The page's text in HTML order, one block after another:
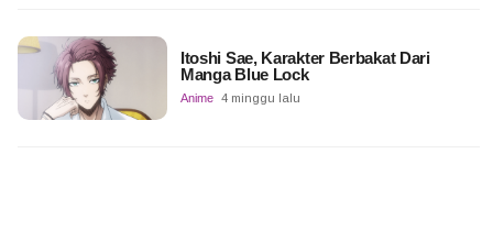
Itoshi Sae, Karakter Berbakat Dari
Manga Blue Lock
Anime 4 minggu lalu